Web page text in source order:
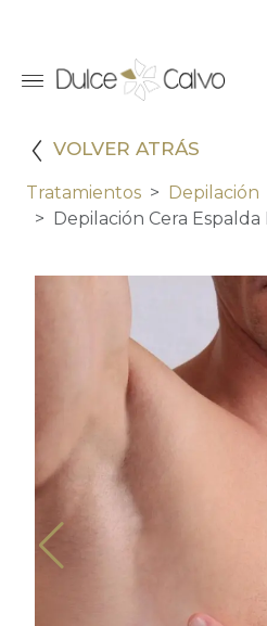
VOLVER ATRÁS
Tratamientos Depilación
Depilación Cera Espalda